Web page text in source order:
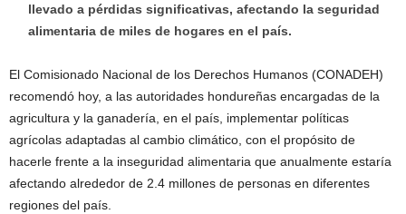
llevado a pérdidas significativas, afectando la seguridad
alimentaria de miles de hogares en el país.
El Comisionado Nacional de los Derechos Humanos (CONADEH)
recomendó hoy, a las autoridades hondureñas encargadas de la
agricultura y la ganadería, en el país, implementar políticas
agrícolas adaptadas al cambio climático, con el propósito de
hacerle frente a la inseguridad alimentaria que anualmente estaría
afectando alrededor de 2.4 millones de personas en diferentes
regiones del país.